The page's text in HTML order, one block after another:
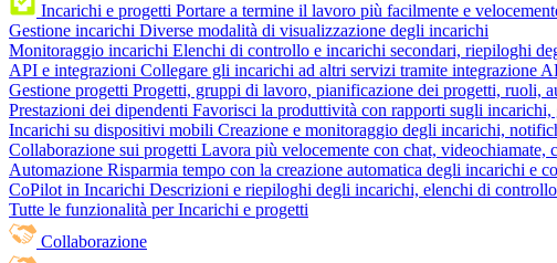
Incarichi e progetti Portare a termine il lavoro più facilmente e
Gestione incarichi Diverse modalità di visualizzazione degli incarichi
Monitoraggio incarichi Elenchi di controllo e incarichi secondari, riepiloghi
API e integrazioni Collegare gli incarichi ad altri servizi tramite integrazione
Gestione progetti Progetti, gruppi di lavoro, pianificazione dei progetti, ruoli,
Prestazioni dei dipendenti Favorisci la produttività con rapporti sugli
Incarichi su dispositivi mobili Creazione e monitoraggio degli incarichi,
Collaborazione sui progetti Lavora più velocemente con chat,
Automazione Risparmia tempo con la creazione automatica degli incarichi e
CoPilot in Incarichi Descrizioni e riepiloghi degli incarichi, elenchi di
Tutte le funzionalità per Incarichi e progetti
Collaborazione